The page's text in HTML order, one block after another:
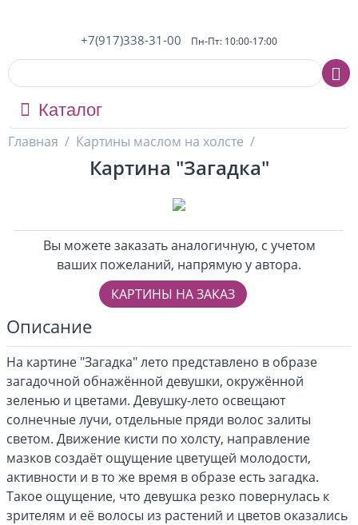
+7(917)338-31-00 Пн-Пт: 10:00-17:00
Каталог
Главная / Картины маслом на холсте /
Картина "Загадка"
Вы можете заказать аналогичную, с учетом
ваших пожеланий, напрямую у автора.
КАРТИНЫ НА ЗАКАЗ
Описание
На картине "Загадка" лето представлено в образе
загадочной обнажённой девушки, окружённой
зеленью и цветами. Девушку-лето освещают
солнечные лучи, отдельные пряди волос залиты
светом. Движение кисти по холсту, направление
мазков создаёт ощущение цветущей молодости,
активности и в то же время в образе есть загадка.
Такое ощущение, что девушка резко повернулась к
зрителям и её волосы из растений и цветов оказались